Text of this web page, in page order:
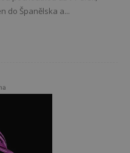
do Španělska a...